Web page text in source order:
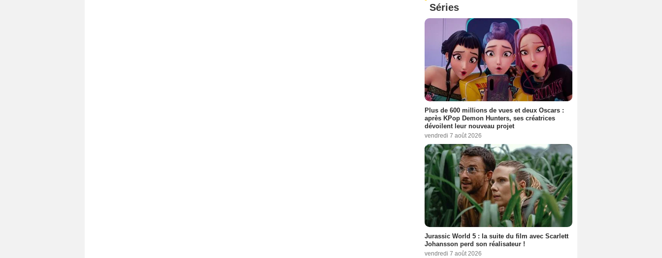
Séries
Plus de 600 millions de vues et deux Oscars :
après KPop Demon Hunters, ses créatrices
dévoilent leur nouveau projet
vendredi 7 août 2026
Jurassic World 5 : la suite du film avec Scarlett
Johansson perd son réalisateur !
vendredi 7 août 2026